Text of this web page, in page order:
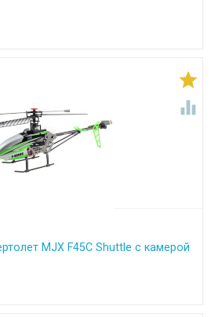


MJX F45C Shuttle с камерой